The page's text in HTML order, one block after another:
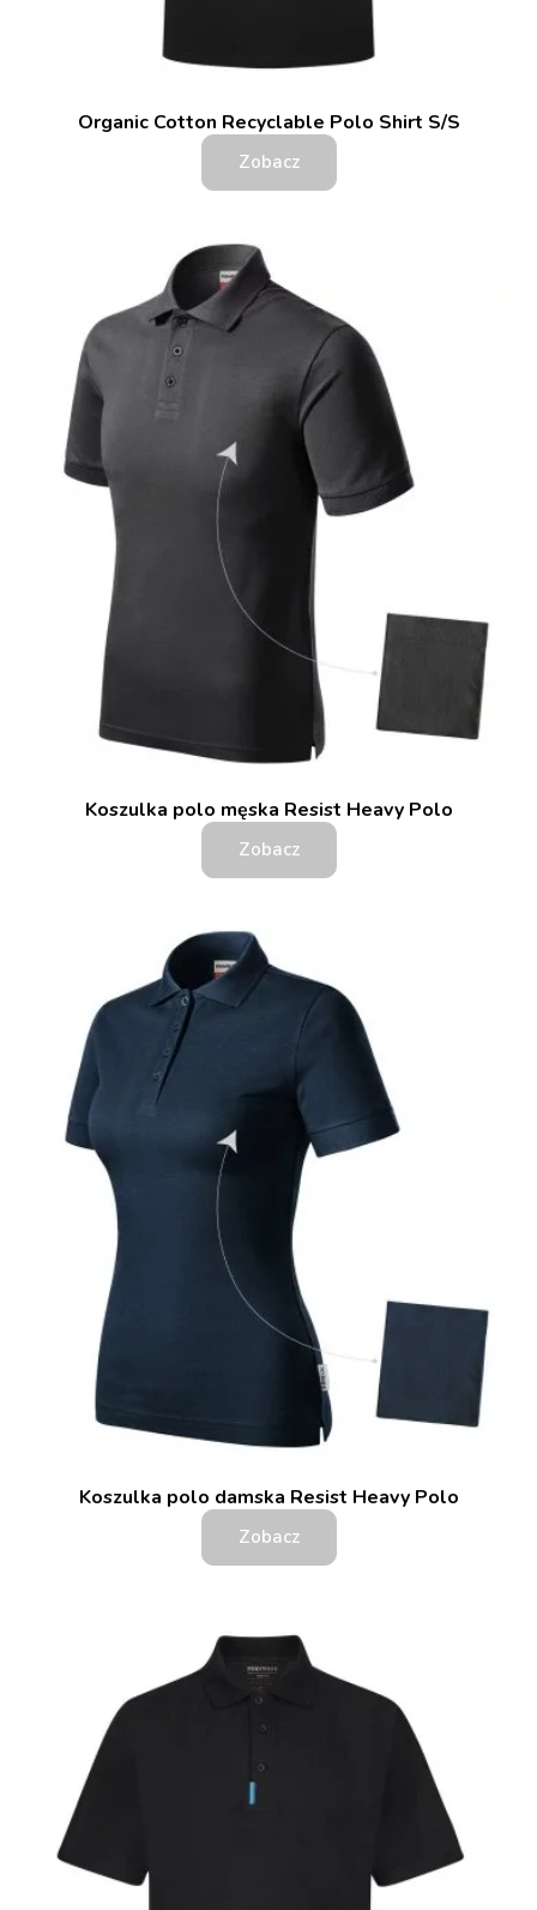
Organic Cotton Recyclable Polo Shirt S/S
Zobacz
Koszulka polo męska Resist Heavy Polo
Zobacz
Koszulka polo damska Resist Heavy Polo
Zobacz